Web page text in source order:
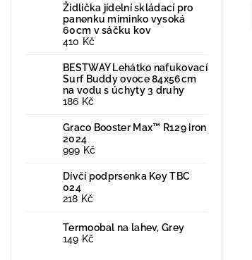
Židlička jídelní skládací pro
panenku miminko vysoká
60cm v sáčku kov
410 Kč
BESTWAY Lehátko nafukovací
Surf Buddy ovoce 84x56cm
na vodu s úchyty 3 druhy
186 Kč
Graco Booster Max™ R129 iron
2024
999 Kč
Dívčí podprsenka Key TBC
024
218 Kč
Termoobal na lahev, Grey
149 Kč
Novinka